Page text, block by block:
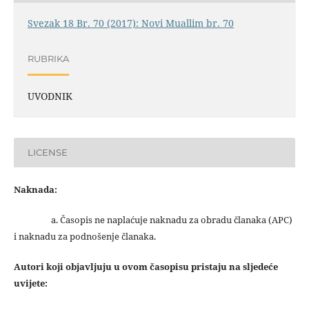
Svezak 18 Br. 70 (2017): Novi Muallim br. 70
RUBRIKA
UVODNIK
LICENSE
Naknada:
a. Časopis ne naplaćuje naknadu za obradu članaka (APC)
i naknadu za podnošenje članaka.
Autori koji objavljuju u ovom časopisu pristaju na sljedeće
uvijete: